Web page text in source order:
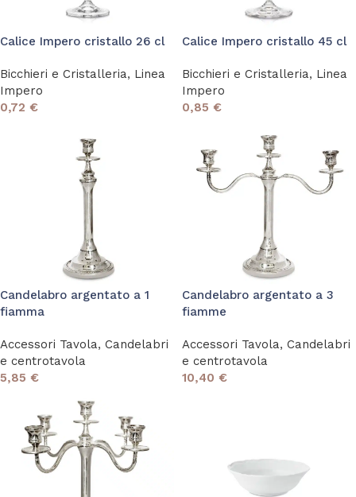
Calice Impero cristallo 26 cl
Bicchieri e Cristalleria, Linea
Impero
0,72 €
Calice Impero cristallo 45 cl
Bicchieri e Cristalleria, Linea
Impero
0,85 €
Candelabro argentato a 1
fiamma
Accessori Tavola, Candelabri
e centrotavola
5,85 €
Candelabro argentato a 3
fiamme
Accessori Tavola, Candelabri
e centrotavola
10,40 €